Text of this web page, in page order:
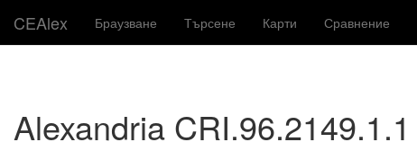
CEAlex Браузване Търсене Карти Сравнение
Alexandria CRI.96.2149.1.1